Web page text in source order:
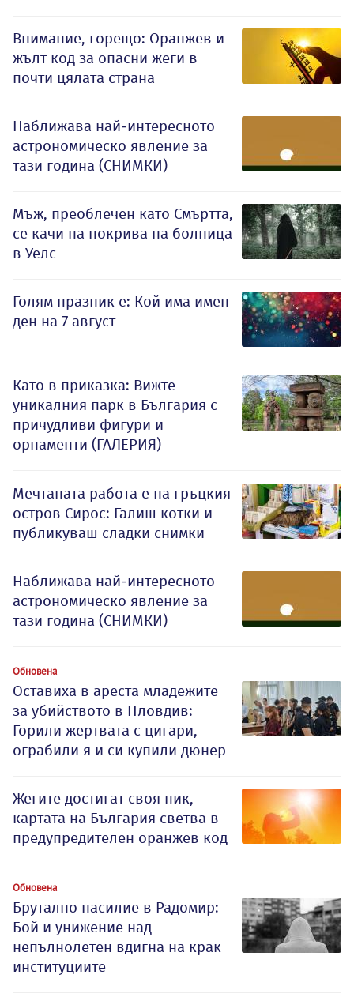
Внимание, горещо: Оранжев и
жълт код за опасни жеги в
почти цялата страна
Наближава най-интересното
астрономическо явление за
тази година (СНИМКИ)
Мъж, преоблечен като Смъртта,
се качи на покрива на болница
в Уелс
Голям празник е: Кой има имен
ден на 7 август
Като в приказка: Вижте
уникалния парк в България с
причудливи фигури и
орнаменти (ГАЛЕРИЯ)
Мечтаната работа е на гръцкия
остров Сирос: Галиш котки и
публикуваш сладки снимки
Наближава най-интересното
астрономическо явление за
тази година (СНИМКИ)
Обновена
Оставиха в ареста младежите
за убийството в Пловдив:
Горили жертвата с цигари,
ограбили я и си купили дюнер
Жегите достигат своя пик,
картата на България светва в
предупредителен оранжев код
Обновена
Брутално насилие в Радомир:
Бой и унижение над
непълнолетен вдигна на крак
институциите